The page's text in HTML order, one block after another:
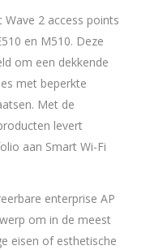
Wave 2 access points
en M510. Deze
om een dekkende
met beperkte
Met de
levert
aan Smart Wi-Fi
enterprise AP
om in de meest
eisen of esthetische